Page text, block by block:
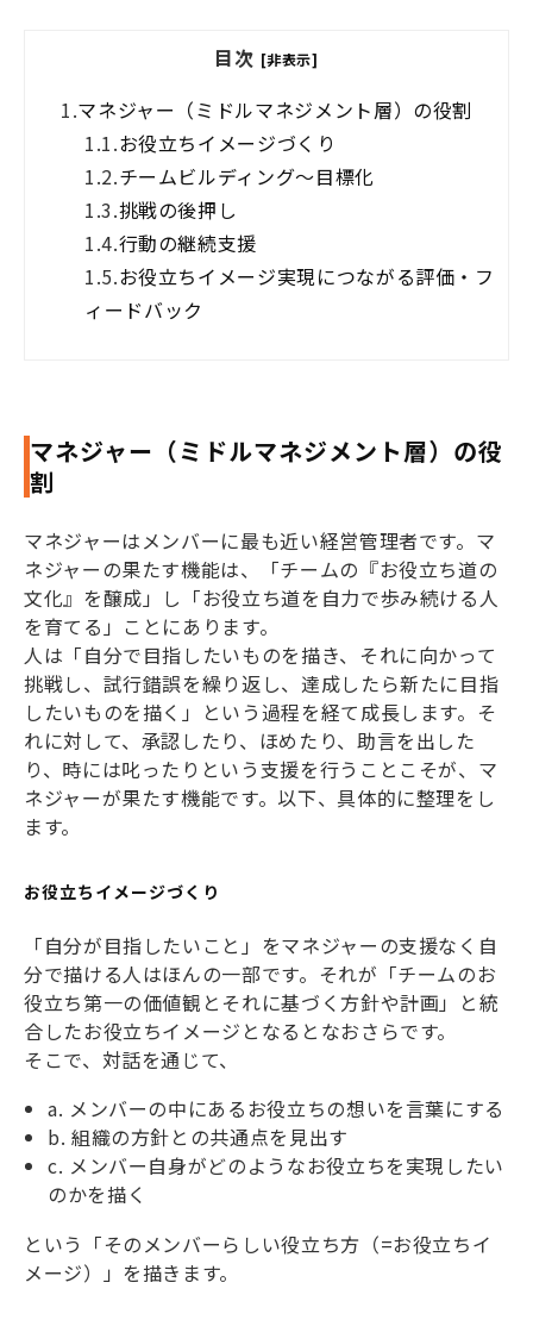
目次 [非表示]
1.マネジャー（ミドルマネジメント層）の役割
1.1.お役立ちイメージづくり
1.2.チームビルディング～目標化
1.3.挑戦の後押し
1.4.行動の継続支援
1.5.お役立ちイメージ実現につながる評価・フ
ィードバック
マネジャー（ミドルマネジメント層）の役
割
マネジャーはメンバーに最も近い経営管理者です。マ
ネジャーの果たす機能は、「チームの『お役立ち道の
文化』を醸成」し「お役立ち道を自力で歩み続ける人
を育てる」ことにあります。
人は「自分で目指したいものを描き、それに向かって
挑戦し、試行錯誤を繰り返し、達成したら新たに目指
したいものを描く」という過程を経て成長します。そ
れに対して、承認したり、ほめたり、助言を出した
り、時には叱ったりという支援を行うことこそが、マ
ネジャーが果たす機能です。以下、具体的に整理をし
ます。
お役立ちイメージづくり
「自分が目指したいこと」をマネジャーの支援なく自
分で描ける人はほんの一部です。それが「チームのお
役立ち第一の価値観とそれに基づく方針や計画」と統
合したお役立ちイメージとなるとなおさらです。
そこで、対話を通じて、
a. メンバーの中にあるお役立ちの想いを言葉にする
b. 組織の方針との共通点を見出す
c. メンバー自身がどのようなお役立ちを実現したい
のかを描く
という「そのメンバーらしい役立ち方（=お役立ちイ
メージ）」を描きます。